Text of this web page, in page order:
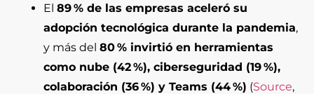
El89 % de las empresas aceleró su
adopción tecnológica durante la pandemia,
y más del80 % invirtió en herramientas
como nube (42 %), ciberseguridad (19 %),
colaboración (36 %) y Teams (44 %) (Source,